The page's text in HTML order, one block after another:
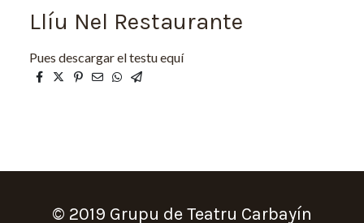
Llíu Nel Restaurante
Pues descargar el testu equí
© 2019 Grupu de Teatru Carbayín